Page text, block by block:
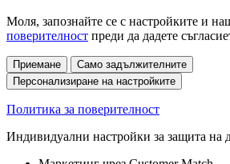
Моля, запознайте се с настройките и
поверителност преди да дадете
Приемане
Само задължителните
Персонализиране на настройките
Политика за поверителност
Индивидуални настройки за защита на